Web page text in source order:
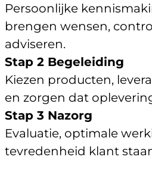
Persoonlijke
brengen wensen,
adviseren.
Stap 2 Begeleiding
Kiezen producten,
en zorgen dat
Stap 3 Nazorg
Evaluatie, optimale
tevredenheid klant